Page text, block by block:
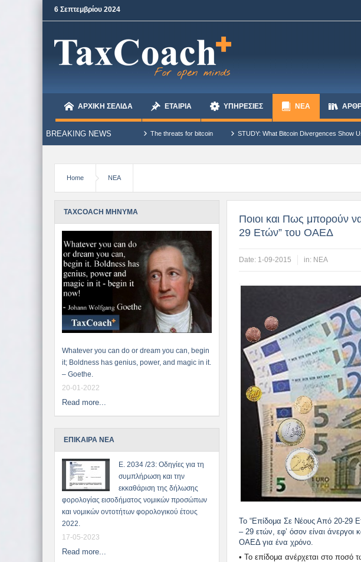
6 Σεπτεμβρίου 2024
ΑΡΧΙΚΗ ΣΕΛΙΔΑ ΕΤΑΙΡΙΑ ΥΠΗΡΕΣΙΕΣ ΝΕΑ
BREAKING NEWS
– Dale Carnegie The threats for bitcoin STUDY: What Bitcoin Divergences Show Us About the Future: New
Home ΝΕΑ
TAXCOACH ΜΗΝΥΜΑ
Whatever you can do or dream you can, begin
it; Boldness has genius, power, and magic in it.
– Goethe.
20-01-2022
Read more...
ΕΠΙΚΑΙΡΑ ΝΕΑ
Ε. 2034 /23: Οδηγίες για τη
συμπλήρωση και την
εκκαθάριση της δήλωσης
φορολογίας εισοδήματος νομικών προσώπων
και νομικών οντοτήτων φορολογικού έτους
2022.
17-05-2023
Read more...
Ποιοι και Πως μπορούν
29 Ετών” του ΟΑΕΔ
Date: 1-09-2015 in: ΝΕΑ
Το “Επίδομα Σε Νέους Από 20-29
– 29 ετών, εφ’ όσον είναι
ΟΑΕΔ για ένα χρόνο.
• Το επίδομα ανέρχεται στο ποσό